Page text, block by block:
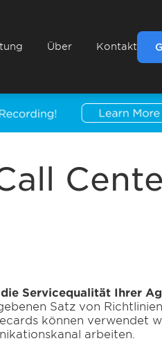
Über Kontakt
Servicequalität Ihrer
Satz von
können verwendet
arbeiten.